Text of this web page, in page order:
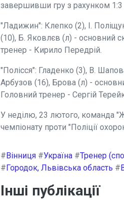
завершивши гру з рахунком 1:3
"Ладижин": Клепко (2), І.
(10), Б. Яковлєв (л) - основний
тренер - Кирило Передрій.
"Полісся": Гладенко (3), В.
Арбузов (16), Брова (л) -
Головний тренер - Сергій
У неділю, 23 лютого, команда
чемпіонату проти "Поліції
# Вінниця #Україна #Тренер
# Городок, Львівська область #
Інші публікації